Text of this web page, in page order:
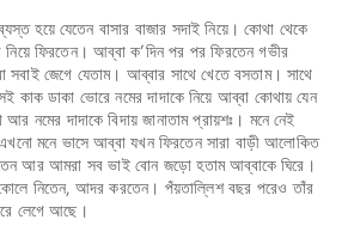
হয়ে যেতেন বাসার বাজার সদাই নিয়ে। কোথা থেকে
নিয়ে ফিরতেন। আব্বা ক’দিন পর পর ফিরতেন গভীর
জেগে যেতাম। আব্বার সাথে খেতে বসতাম। সাথে
কাক ডাকা ভোরে নমের দাদাকে নিয়ে আব্বা কোথায় যেন
নমের দাদাকে বিদায় জানাতাম প্রায়শঃ। মনে নেই
মনে ভাসে আব্বা যখন ফিরতেন সারা বাড়ী আলোকিত
আর আমরা সব ভাই বোন জড়ো হতাম আব্বাকে ঘিরে।
কোলে নিতেন, আদর করতেন। পঁয়তাল্লিশ বছর পরেও তাঁর
লেগে আছে।